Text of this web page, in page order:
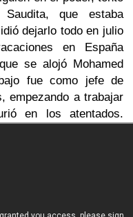
que estaba
dejarlo todo en julio
en España
se alojó Mohamed
fue como jefe de
empezando a trabajar
en los atentados.